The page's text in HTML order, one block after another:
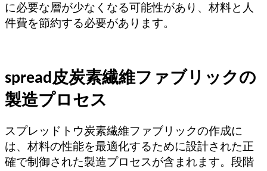
に必要な層が少なくなる可能性があり、材料と人
件費を節約する必要があります。
spread皮炭素繊維ファブリックの
製造プロセス
スプレッドトウ炭素繊維ファブリックの作成に
は、材料の性能を最適化するために設計された正
確で制御された製造プロセスが含まれます。段階